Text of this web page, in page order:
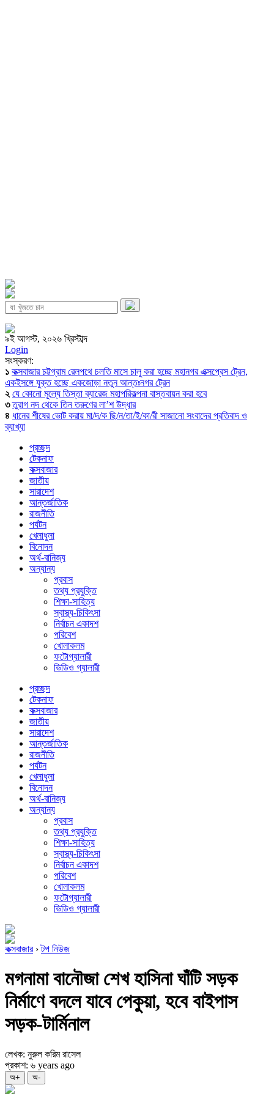
৯ই আগস্ট, ২০২৬ খ্রিস্টাব্দ
Login
সংস্করণ:
১ কক্সবাজার চট্টগ্রাম রেলপথে চলতি মাসে চালু করা হচ্ছে মহানগর এক্সপ্রেস ট্রেন,
একইসঙ্গে যুক্ত হচ্ছে একজোড়া নতুন আন্তঃনগর ট্রেন
২ যে কোনো মূল্যে তিস্তা ব্যারেজ মহাপরিকল্পনা বাস্তবায়ন করা হবে
৩ তুরাগ নদ থেকে তিন তরুণের লা’শ উদ্ধার
৪ ধানের শীষের ভোট করায় মা/দ/ক ছি/ন/তা/ই/কা/রী সাজানো সংবাদের প্রতিবাদ ও
ব্যাখ্যা
প্রচ্ছদ
টেকনাফ
কক্সবাজার
জাতীয়
সারাদেশ
আন্তর্জাতিক
রাজনীতি
পর্যটন
খেলাধুলা
বিনোদন
অর্থ-বানিজ্য
অন্যান্য
প্রবাস
তথ্য প্রযুক্তি
শিক্ষা-সাহিত্য
স্বাস্থ্য-চিকিৎসা
নির্বাচন একাদশ
পরিবেশ
খোলাকলম
ফটোগ্যালারী
ভিডিও গ্যালারী
প্রচ্ছদ
টেকনাফ
কক্সবাজার
জাতীয়
সারাদেশ
আন্তর্জাতিক
রাজনীতি
পর্যটন
খেলাধুলা
বিনোদন
অর্থ-বানিজ্য
অন্যান্য
প্রবাস
তথ্য প্রযুক্তি
শিক্ষা-সাহিত্য
স্বাস্থ্য-চিকিৎসা
নির্বাচন একাদশ
পরিবেশ
খোলাকলম
ফটোগ্যালারী
ভিডিও গ্যালারী
কক্সবাজার›টপ নিউজ
মগনামা বানৌজা শেখ হাসিনা ঘাঁটি সড়ক
নির্মাণে বদলে যাবে পেকুয়া, হবে বাইপাস
সড়ক-টার্মিনাল
লেখক: নুরুল করিম রাসেল
প্রকাশ: ৬ years ago
অ+ অ-